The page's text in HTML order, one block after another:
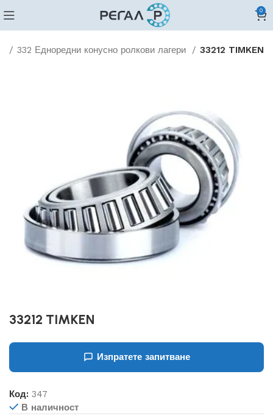
0
332 Едноредни конусно ролкови лагери 33212 TIMKEN
33212 TIMKEN
Изпратете запитване
Код:347
В наличност